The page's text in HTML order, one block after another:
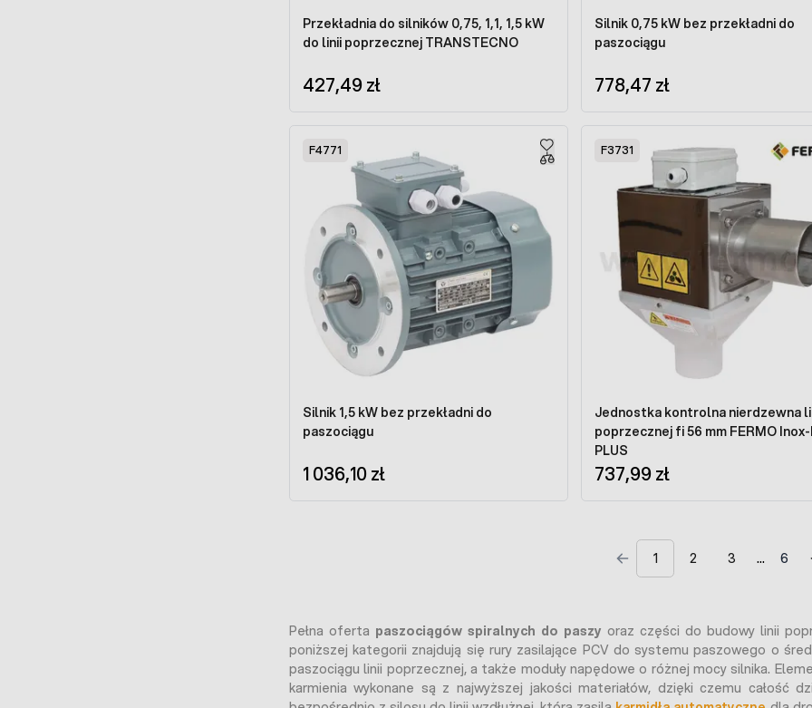
Przekładnia do silników 0,75, 1,1, 1,5 kW
do linii poprzecznej TRANSTECNO
427,49 zł
Silnik 0,75 kW bez przekładni do
paszociągu
778,47 zł
F4771
Silnik 1,5 kW bez przekładni do
paszociągu
1 036,10 zł
F3731
Jednostka kontrolna nierdzewna
poprzecznej fi 56 mm FERMO Inox-Line
PLUS
737,99 zł
1 2 3 6
Pełna oferta paszociągów spiralnych do paszy oraz części do budowy linii
poniższej kategorii znajdują się rury zasilające PCV do systemu paszowego o
paszociągu linii poprzecznej, a także moduły napędowe o różnej mocy silnika.
karmienia wykonane są z najwyższej jakości materiałów, dzięki czemu całość